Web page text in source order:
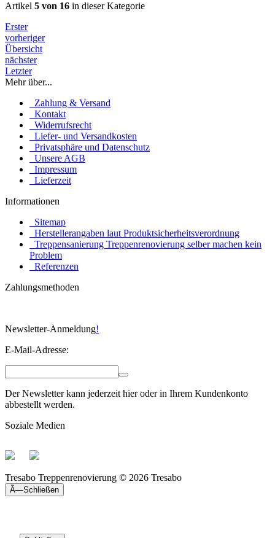
Artikel 5 von 16 in dieser Kategorie
Erster
vorheriger
Übersicht
nächster
Letzter
Mehr über...
Zahlung & Versand
Kontakt
Widerrufsrecht
Liefer- und Versandkosten
Privatsphäre und Datenschutz
Unsere AGB
Impressum
Lieferzeit
Informationen
Sitemap
Herstellerangaben laut Produktsicherheitsverordnung
Treppensanierung Treppenrenovierung selber machen kein
Problem
Referenzen
Zahlungsmethoden
Newsletter-Anmeldung!
E-Mail-Adresse:
Der Newsletter kann jederzeit hier oder in Ihrem Kundenkonto
abbestellt werden.
Soziale Medien
Tresabo Treppenrenovierung © 2026 Tresabo
Ã—Schließen